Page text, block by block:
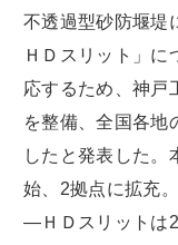
不透過型砂防堰堤
ＨＤスリット」に
応するため、神戸
を整備、全国各地
したと発表した。
始、2拠点に拡充
―ＨＤスリットは